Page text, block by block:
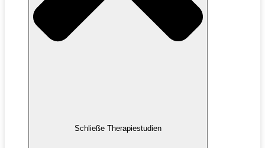
Schließe Therapiestudien